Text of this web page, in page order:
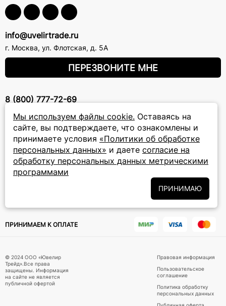
Мы используем файлы cookie. Оставаясь на
сайте, вы подтверждаете, что ознакомлены и
принимаете условия «Политики об обработке
персональных данных» и даете согласие на
обработку персональных данных метрическими
программами
ПРИНИМАЮ
info@uvelirtrade.ru
г. Москва, ул. Флотская, д. 5А
ПЕРЕЗВОНИТЕ МНЕ
8 (800) 777-72-69
ПОДПИСКА НА РАССЫЛКУ
Подписаться на новости
Подписываясь на рассылку, вы соглашаетесь с условиямиПолитики
и даёте своё согласие на их
ПРИНИМАЕМ К ОПЛАТЕ
© 2024 ООО «Ювелир
Трейд».Все права
защищены. Информация
на сайте не является
публичной офертой
Правовая информация
Пользовательское
соглашение
Политика обработку
персональных данных